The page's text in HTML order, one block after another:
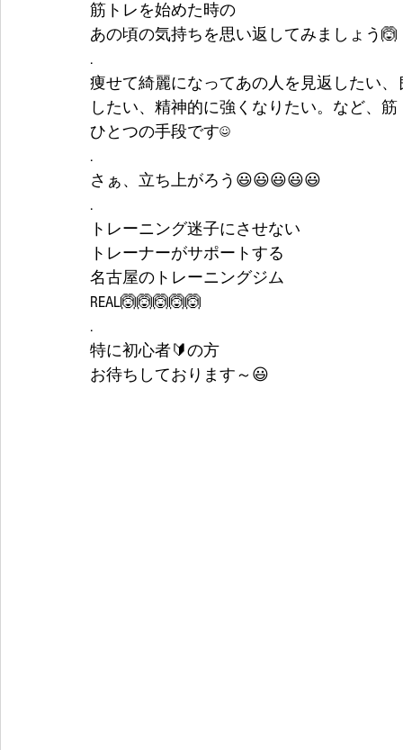
筋トレを始めた時の
あの頃の気持ちを思い返してみましょう🙆
.
痩せて綺麗になってあの人を見返したい
したい、精神的に強くなりたい。など、
ひとつの手段です☺
.
さぁ、立ち上がろう😃😃😃😃😃
.
トレーニング迷子にさせない
トレーナーがサポートする
名古屋のトレーニングジム
REAL🙆🙆🙆🙆🙆
.
特に初心者🔰の方
お待ちしております～😃